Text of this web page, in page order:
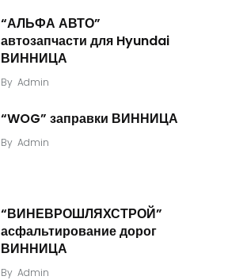
“АЛЬФА АВТО”
автозапчасти для Hyundai
ВИННИЦА
By Admin
“WOG” заправки ВИННИЦА
By Admin
“ВИНЕВРОШЛЯХСТРОЙ”
асфальтирование дорог
ВИННИЦА
By Admin